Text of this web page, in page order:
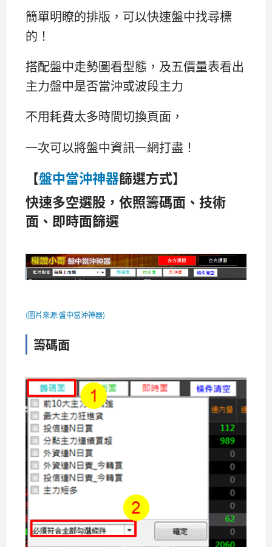
簡單明瞭的排版，可以快速盤中找尋標
的！
搭配盤中走勢圖看型態，及五價量表看出
主力盤中是否當沖或波段主力
不用耗費太多時間切換頁面，
一次可以將盤中資訊一網打盡！
【盤中當沖神器篩選方式】
快速多空選股，依照籌碼面、技術
面、即時面篩選
(圖片來源:盤中當沖神器)
籌碼面